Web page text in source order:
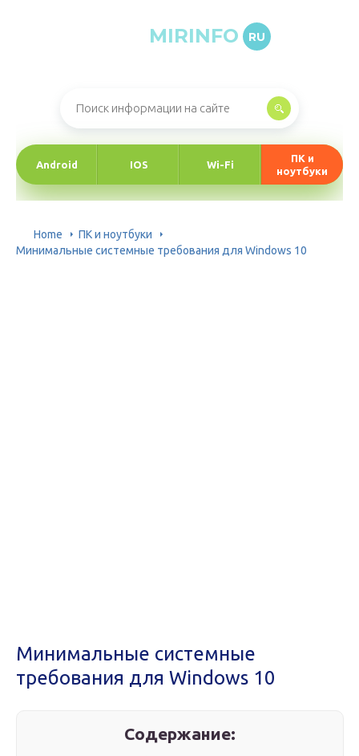
MIRINFO RU
Android IOS Wi-Fi
ПК и
ноутбуки
Home
ПК и ноутбуки
Минимальные системные требования для Windows 10
Минимальные системные
требования для Windows 10
Содержание: